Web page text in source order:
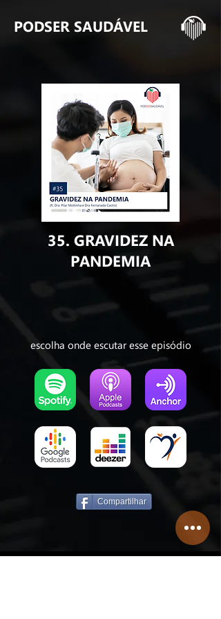
PODSER SAUDÁVEL
35. GRAVIDEZ NA
PANDEMIA
escolha onde escutar esse episódio
Compartilhar